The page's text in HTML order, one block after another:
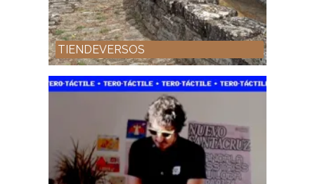
TIENDEVERSOS